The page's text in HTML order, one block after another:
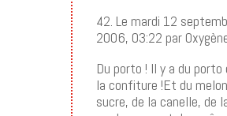
42. Le mardi 12
2006, 03:22 par
Du porto ! Il y a du porto
la confiture !Et du
sucre, de la canelle, de